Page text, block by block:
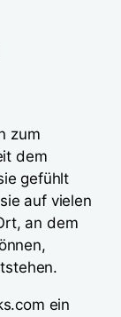
zum
dem
gefühlt
auf vielen
an dem
ein